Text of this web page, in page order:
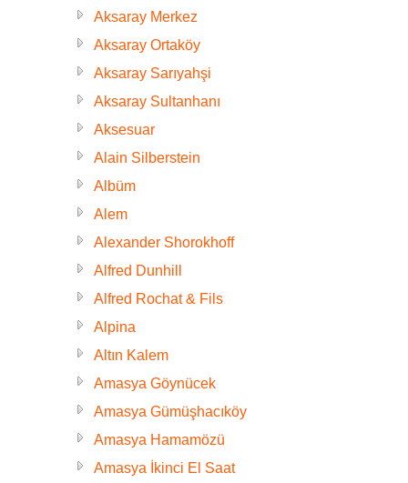
Aksaray Merkez
Aksaray Ortaköy
Aksaray Sarıyahşi
Aksaray Sultanhanı
Aksesuar
Alain Silberstein
Albüm
Alem
Alexander Shorokhoff
Alfred Dunhill
Alfred Rochat & Fils
Alpina
Altın Kalem
Amasya Göynücek
Amasya Gümüşhacıköy
Amasya Hamamözü
Amasya İkinci El Saat